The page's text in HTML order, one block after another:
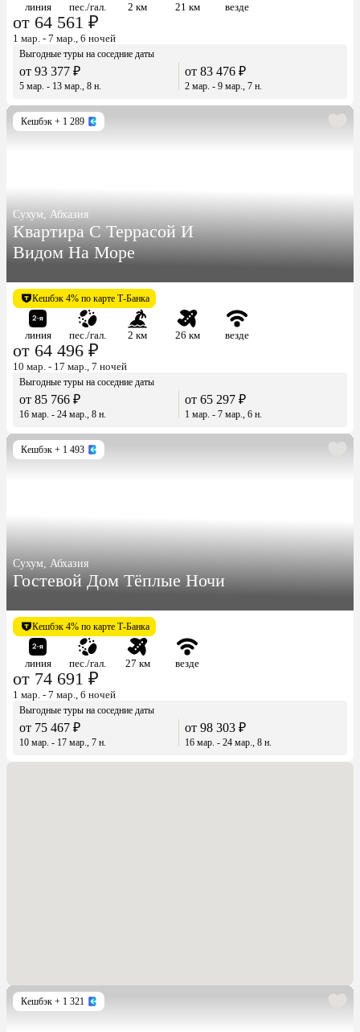
линия пес./гал. 2 км 21 км везде
от 64 561 ₽
1 мар. - 7 мар., 6 ночей
Выгодные туры на соседние даты
от 93 377 ₽
5 мар. - 13 мар., 8 н.
от 83 476 ₽
2 мар. - 9 мар., 7 н.
Кешбэк + 1 289
Сухум, Абхазия
Квартира С Террасой И
Видом На Море
Кешбэк 4% по карте Т-Банка
линия пес./гал. 2 км 26 км везде
от 64 496 ₽
10 мар. - 17 мар., 7 ночей
Выгодные туры на соседние даты
от 85 766 ₽
16 мар. - 24 мар., 8 н.
от 65 297 ₽
1 мар. - 7 мар., 6 н.
Кешбэк + 1 493
Сухум, Абхазия
Гостевой Дом Тёплые Ночи
Кешбэк 4% по карте Т-Банка
линия пес./гал. 27 км везде
от 74 691 ₽
1 мар. - 7 мар., 6 ночей
Выгодные туры на соседние даты
от 75 467 ₽
10 мар. - 17 мар., 7 н.
от 98 303 ₽
16 мар. - 24 мар., 8 н.
Кешбэк + 1 321